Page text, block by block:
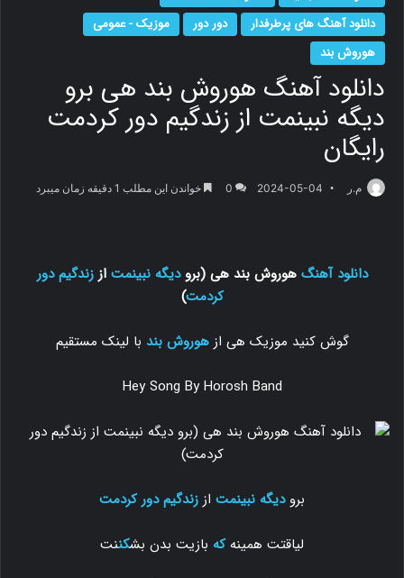
دانلود آهنگ های پرطرفدار
دور دور
موزیک - عمومی
هوروش بند
دانلود آهنگ هوروش بند هی برو
دیگه نبینمت از زندگیم دور کردمت
رایگان
م.ر 2024-05-04
0 خواندن این مطلب 1 دقیقه زمان میبرد
دانلود آهنگ هوروش بند هی (برودیگه نبینمت اززندگیم دور
کردمت)
گوش کنید موزیک هی ازهوروش بند با لینک مستقیم
Hey Song By Horosh Band
برودیگه نبینمت از زندگیم دور کردمت
لیاقتت همینهکه بازیت بدن بشکننت